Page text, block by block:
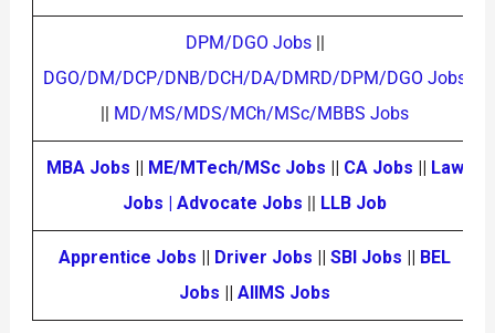
DPM/DGO Jobs||
DGO/DM/DCP/DNB/DCH/DA/DMRD/DPM/DGO Jobs
|| MD/MS/MDS/MCh/MSc/MBBS Jobs
MBA Jobs || ME/MTech/MSc Jobs || CA Jobs || Law
Jobs | Advocate Jobs || LLB Job
Apprentice Jobs || Driver Jobs ||SBI Jobs || BEL
Jobs ||AIIMS Jobs